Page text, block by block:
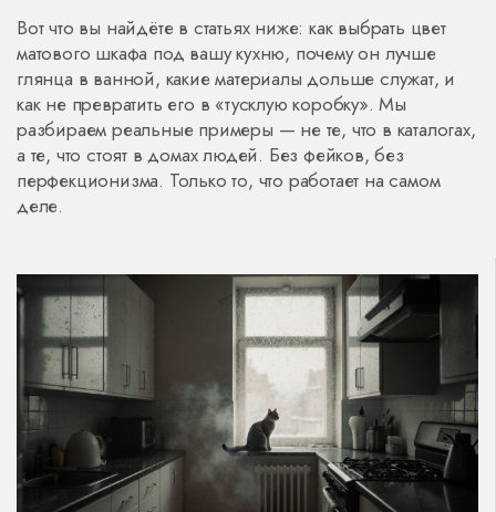
Вот что вы найдёте в статьях ниже: как выбрать цвет
матового шкафа под вашу кухню, почему он лучше
глянца в ванной, какие материалы дольше служат, и
как не превратить его в «тусклую коробку». Мы
разбираем реальные примеры — не те, что в каталогах,
а те, что стоят в домах людей. Без фейков, без
перфекционизма. Только то, что работает на самом
деле.